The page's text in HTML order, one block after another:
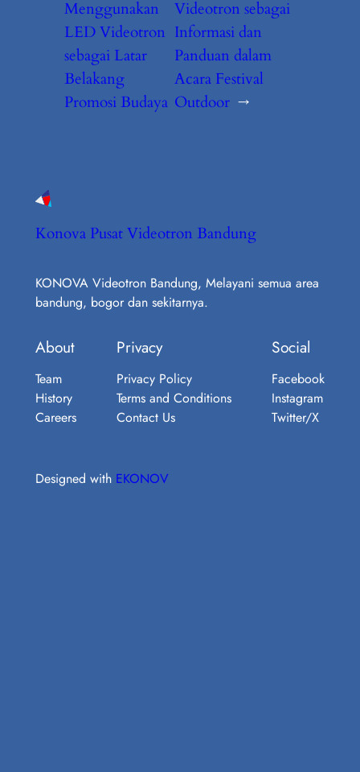
Menggunakan
LED Videotron
sebagai Latar
Belakang
Promosi Budaya
Videotron sebagai
Informasi dan
Panduan dalam
Acara Festival
Outdoor →
Konova Pusat Videotron Bandung
KONOVA Videotron Bandung, Melayani semua area
bandung, bogor dan sekitarnya.
About
Team
History
Careers
Privacy
Privacy Policy
Terms and Conditions
Contact Us
Social
Facebook
Instagram
Twitter/X
Designed with EKONOV